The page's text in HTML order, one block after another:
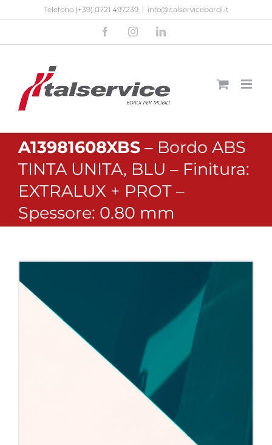
contenuto
Telefono (+39) 0721 497239 | info@italservicebordi.it
FacebookInstagramLinkedIn
A13981608XBS – Bordo ABS
TINTA UNITA, BLU – Finitura:
EXTRALUX + PROT –
Spessore: 0.80 mm